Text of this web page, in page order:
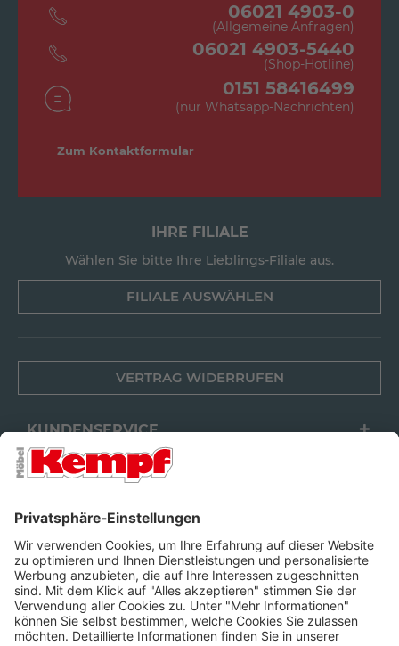
06021 4903-0
(Allgemeine Anfragen)
06021 4903-5440
(Shop-Hotline)
0151 58416499
(nur Whatsapp-Nachrichten)
Zum Kontaktformular
IHRE FILIALE
Wählen Sie bitte Ihre Lieblings-Filiale aus.
FILIALE AUSWÄHLEN
VERTRAG WIDERRUFEN
KUNDENSERVICE
FILIALEN
FOLGEN SIE UNS